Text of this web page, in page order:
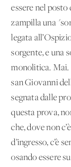
essere nel posto
zampilla una
legata
sorgente, e una
monolitica. Mai.
san Giovanni
segnata dalle
questa prova,
che, dove non
d’ingresso, c’è
osando essere